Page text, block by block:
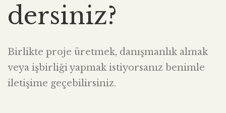
dersiniz?
Birlikte proje üretmek, danışmanlık almak
veya işbirliği yapmak istiyorsanız benimle
iletişime geçebilirsiniz.